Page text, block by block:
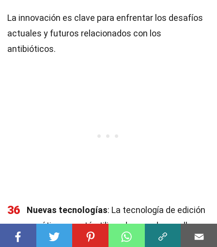
La innovación es clave para enfrentar los desafíos
actuales y futuros relacionados con los
antibióticos.
36 Nuevas tecnologías: La tecnología de edición
genética se está utilizando para desarrollar
antibióticos más efectivos.